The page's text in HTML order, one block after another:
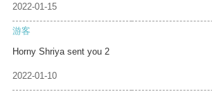
2022-01-15
游客
Horny Shriya sent you 2
2022-01-10